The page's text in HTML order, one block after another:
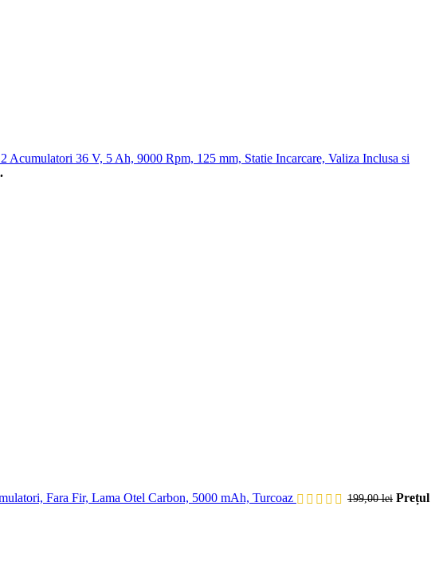
36 V, 5 Ah, 9000 Rpm, 125 mm, Statie Incarcare, Valiza Inclusa si
Fara Fir, Lama Otel Carbon, 5000 mAh, Turcoaz 199,00lei Prețul